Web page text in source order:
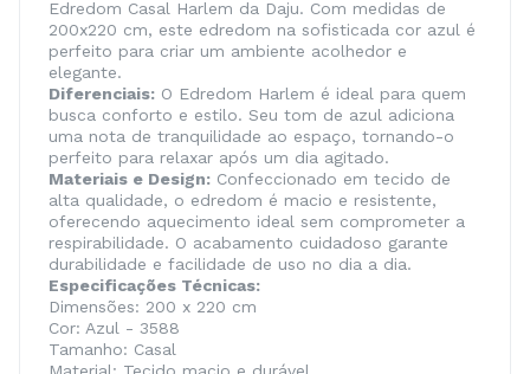
Edredom Casal Harlem da Daju. Com medidas de
200x220 cm, este edredom na sofisticada cor azul é
perfeito para criar um ambiente acolhedor e
elegante.
Diferenciais: O Edredom Harlem é ideal para quem
busca conforto e estilo. Seu tom de azul adiciona
uma nota de tranquilidade ao espaço, tornando-o
perfeito para relaxar após um dia agitado.
Materiais e Design: Confeccionado em tecido de
alta qualidade, o edredom é macio e resistente,
oferecendo aquecimento ideal sem comprometer a
respirabilidade. O acabamento cuidadoso garante
durabilidade e facilidade de uso no dia a dia.
Especificações Técnicas:
Dimensões: 200 x 220 cm
Cor: Azul - 3588
Tamanho: Casal